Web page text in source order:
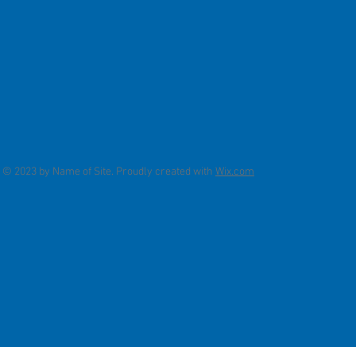
© 2023 by Name of Site. Proudly created with Wix.com